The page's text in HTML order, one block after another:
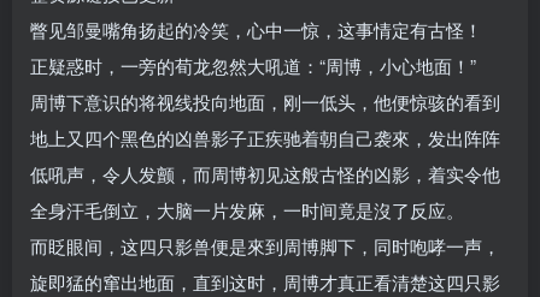
瞥见邹曼嘴角扬起的冷笑，心中一惊，这事情定有古怪！
正疑惑时，一旁的荀龙忽然大吼道：“周博，小心地面！”
周博下意识的将视线投向地面，刚一低头，他便惊骇的看到
地上又四个黑色的凶兽影子正疾驰着朝自己袭來，发出阵阵
低吼声，令人发颤，而周博初见这般古怪的凶影，着实令他
全身汗毛倒立，大脑一片发麻，一时间竟是沒了反应。
而眨眼间，这四只影兽便是來到周博脚下，同时咆哮一声，
旋即猛的窜出地面，直到这时，周博才真正看清楚这四只影